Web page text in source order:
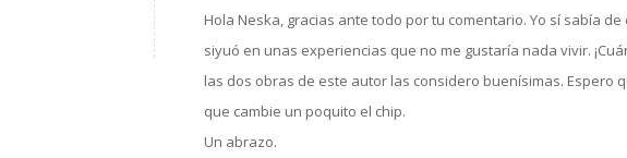
Hola Neska, gracias ante todo por tu comentario. Yo sí sabía
siyuó en unas experiencias que no me gustaría nada vivir.
las dos obras de este autor las considero buenísimas. Espero
que cambie un poquito el chip.
Un abrazo.